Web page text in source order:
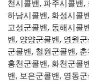
천시콜밴, 파주시콜밴,
하남시콜밴, 화성시콜
고성군콜밴, 동해시콜
밴, 양양군콜밴, 영월
군콜밴, 철원군콜밴,
홍천군콜밴, 화천군콜
밴, 보은군콜밴, 영동